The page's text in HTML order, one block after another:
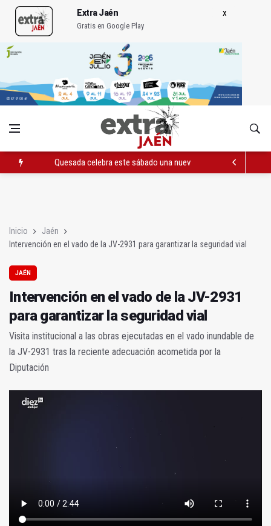
Extra Jaén
Gratis en Google Play
Quesada celebra este sábado una nueva jornada de Orgullo
Inicio
Jaén
Intervención en el vado de la JV-2931 para garantizar la seguridad vial
JAÉN
Intervención en el vado de la JV-2931
para garantizar la seguridad vial
Visita institucional a las obras ejecutadas en el vado inundable de
la JV-2931 tras la reciente adecuación acometida por la
Diputación